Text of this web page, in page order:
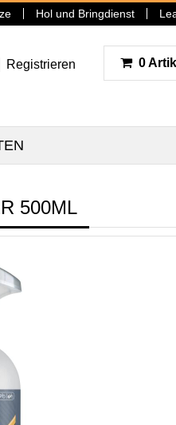
Hol und Bringdienst
Registrieren 0
500ML